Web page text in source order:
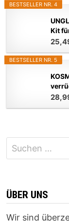
BESTSELLER NR. 4
Kit
BESTSELLER NR. 5
Suchen
nach:
ÜBER UNS
Wir sind